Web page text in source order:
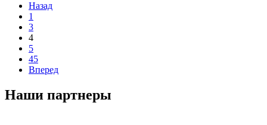
Назад
1
3
4
5
45
Вперед
Наши партнеры